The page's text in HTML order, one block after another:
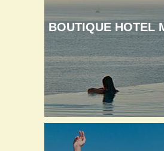
BOUTIQUE HOTEL